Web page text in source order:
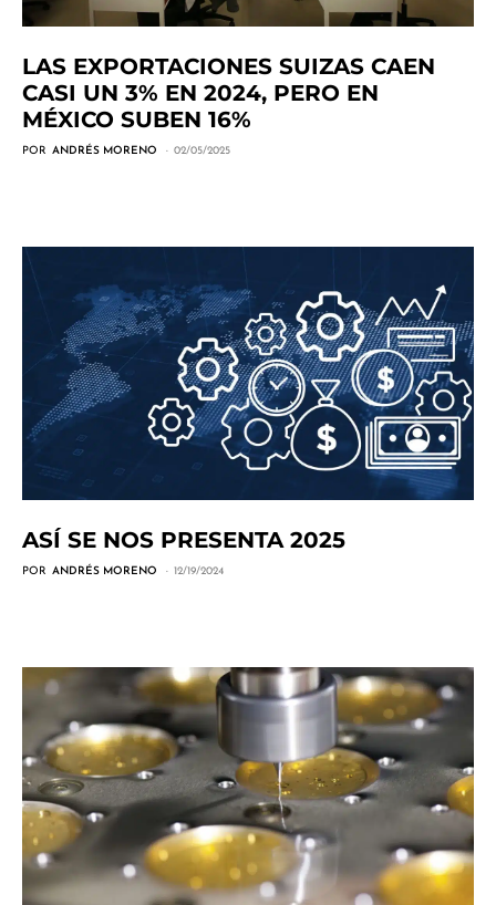
LAS EXPORTACIONES SUIZAS CAEN
CASI UN 3% EN 2024, PERO EN
MÉXICO SUBEN 16%
POR ANDRÉS MORENO 02/05/2025
ASÍ SE NOS PRESENTA 2025
POR ANDRÉS MORENO 12/19/2024